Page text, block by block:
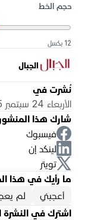
حجم الخط
12 بكسل
الجبال
نُشرت في
الأربعاء 24 سبتمبر 2025 01:27 م
شارك هذا المنشور
فيسبوك
لينكد إن
تويتر
ما رأيك في هذا
أعجبني
لم
اشترك في النشرة